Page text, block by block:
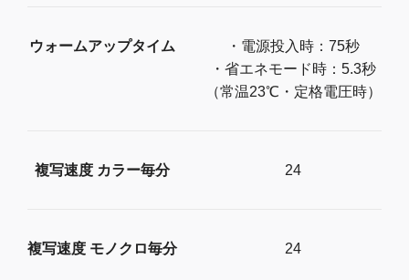
ウォームアップタイム
・電源投入時：75秒
・省エネモード時：5.3秒
（常温23℃・定格電圧時）
複写速度 カラー毎分 24
複写速度 モノクロ毎分 24